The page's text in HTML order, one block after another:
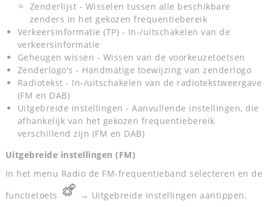
Zenderlijst - Wisselen tussen alle beschikbare
zenders in het gekozen frequentiebereik
Verkeersinformatie (TP) - In-/uitschakelen van de
verkeersinformatie
Geheugen wissen - Wissen van de voorkeuzetoetsen
Zenderlogo's - Handmatige toewijzing van zenderlogo
Radiotekst - In-/uitschakelen van de radiotekstweergave
(FM en DAB)
Uitgebreide instellingen - Aanvullende instellingen, die
afhankelijk van het gekozen frequentiebereik
verschillend zijn (FM en DAB)
Uitgebreide instellingen (FM)
In het menu Radio de FM-frequentieband selecteren en de
functietoets
→ Uitgebreide instellingen aantippen.